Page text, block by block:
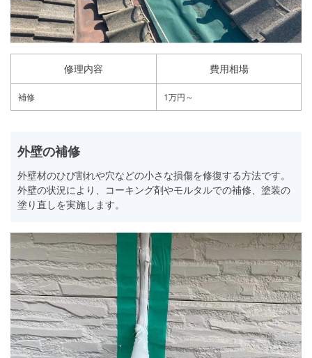
修理内容 費用相場
補修 1万円～
外壁の補修
外壁材のひび割れや穴などの小さな損傷を修復する方法です。
外壁の状況により、コーキング剤やモルタルでの補修、塗装の
塗り直しを実施します。